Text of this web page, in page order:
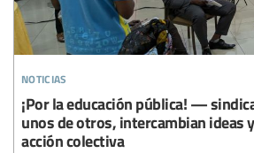
noticias
¡Por la educación pública! —
unos de otros, intercambian ideas
acción colectiva